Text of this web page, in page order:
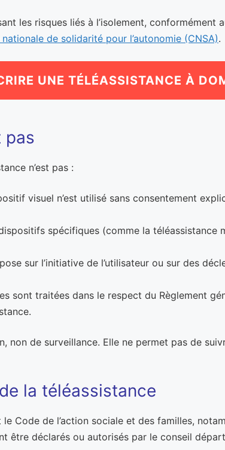
les risques liés à l’isolement, conformément
nationale de solidarité pour l’autonomie (CNSA).
UNE TÉLÉASSISTANCE À
pas
n’est pas :
visuel n’est utilisé sans consentement
spécifiques (comme la téléassistance
sur l’initiative de l’utilisateur ou sur des
sont traitées dans le respect du Règlement
non de surveillance. Elle ne permet pas de
la téléassistance
Code de l’action sociale et des familles,
être déclarés ou autorisés par le conseil